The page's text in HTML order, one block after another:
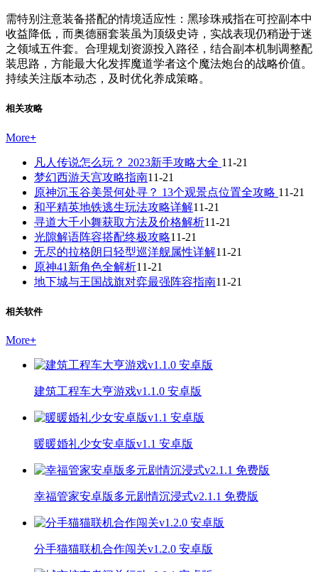
需特别注意装备搭配的情境适应性：黑珍珠戒指在可控副本中
收益降低，而奥德丽套装虽为顶级史诗，实战表现仍稍逊于迷
之领域五件套。合理规划资源投入路径，结合副本机制调整配
装思路，方能最大化发挥魔道学者这个魔法炮台的战略价值。
持续关注版本动态，及时优化养成策略。
相关攻略
More+
凡人传说怎么玩？ 2023新手攻略大全 11-21
梦幻西游天宫攻略指南11-21
原神沉玉谷美景何处寻？ 13个观景点位置全攻略 11-21
和平精英地铁逃生玩法攻略详解11-21
寻道大千小舞获取方法及价格解析11-21
光隙解语阵容搭配终极攻略11-21
无尽的拉格朗日轻型巡洋舰属性详解11-21
原神41新角色全解析11-21
地下城与王国战旗对弈最强阵容指南11-21
相关软件
More+
建筑工程车大亨游戏v1.1.0 安卓版
暖暖婚礼少女安卓版v1.1 安卓版
幸福管家安卓版多元剧情沉浸式v2.1.1 免费版
分手猫猫联机合作闯关v1.2.0 安卓版